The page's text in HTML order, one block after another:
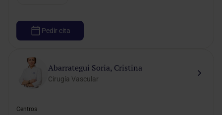
Pedir cita
Abarrategui Soria, Cristina
Cirugía Vascular
Centros